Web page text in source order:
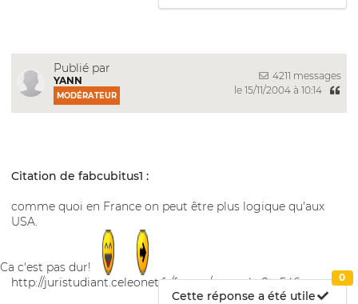
Publié par
YANN
MODÉRATEUR
4211 messages
le 15/11/2004 à 10:14
Citation de fabcubitus1 :
comme quoi en France on peut être plus logique qu'aux
USA.
Ca c'est pas dur!
http://juristudiant.celeonet.fr/forum/v
... .php?t=546
Cette réponse a été utile
0